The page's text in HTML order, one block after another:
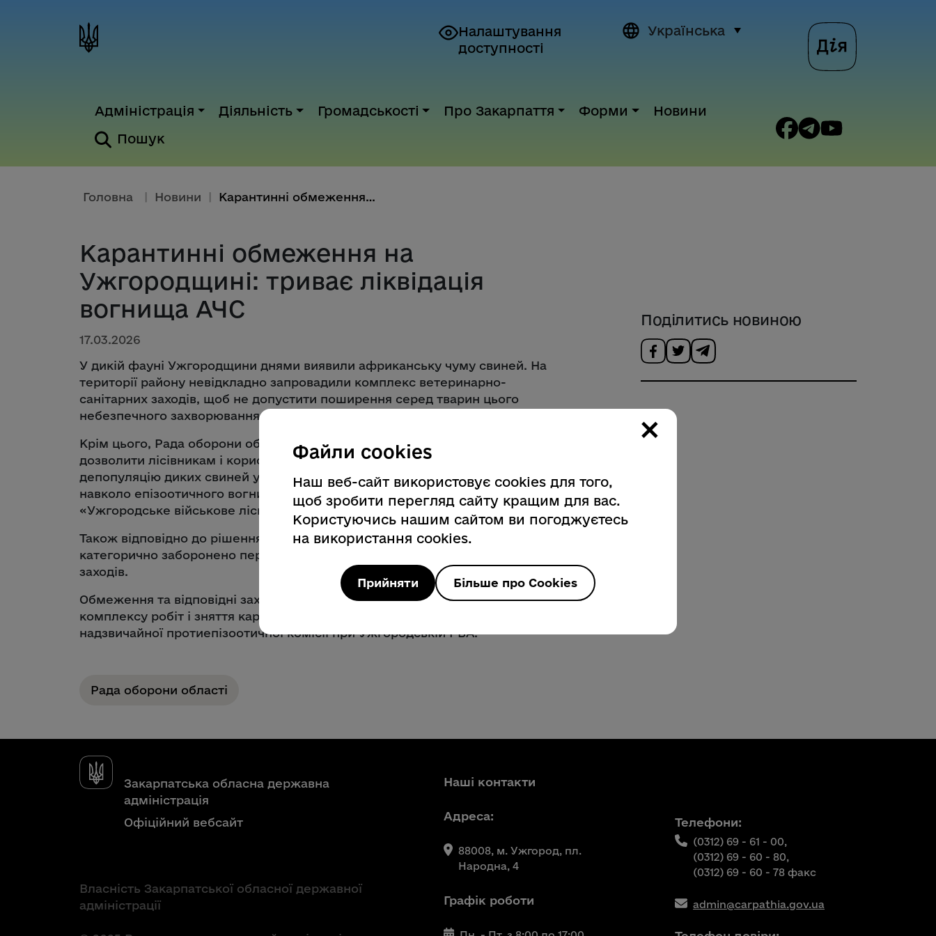
Налаштування
доступності
Українська
Адміністрація Діяльність Громадськості Про Закарпаття Форми
Новини
Пошук
Головна Новини Карантинні обмеження на Ужгоро...
Карантинні обмеження на
Ужгородщині: триває ліквідація
вогнища АЧС
17.03.2026
У дикій фауні Ужгородщини днями виявили африканську чуму свиней. На
території району невідкладно запровадили комплекс ветеринарно-
санітарних заходів, щоб не допустити поширення серед тварин цього
небезпечного захворювання.
Крім цього, Рада оборони області прийняла рішення з 17 березня 2026 року
дозволити лісівникам і користувачам мисливських угідь проводити
депопуляцію диких свиней у межах визначеної зони захисту радіусом 3 км
навколо епізоотичного вогнища в урочищі Воловарькі (11 квартал ДП
«Ужгородське військове лісництво»).
Також відповідно до рішення Ради оборони області стороннім особам
категорично заборонено перебувати в зоні проведення вищезгаданих
заходів.
Обмеження та відповідні заходи діятимуть до завершення всього
комплексу робіт і зняття карантинних норм за рішенням Державної
надзвичайної протиепізоотичної комісії при Ужгородській РВА.
Рада оборони області
Поділитись новиною
Закарпатська обласна державна
адміністрація
Офіційний вебсайт
Власність Закарпатської обласної державної
адміністрації
Наші контакти
Адреса:
88008, м. Ужгород, пл.
Народна, 4
Графік роботи
Телефони:
(0312) 69 - 61 - 00,
(0312) 69 - 60 - 80,
(0312) 69 - 60 - 78 факс
admin@carpathia.gov.ua
×
Файли cookies
Наш веб-сайт використовує cookies для того,
щоб зробити перегляд сайту кращим для вас.
Користуючись нашим сайтом ви погоджуєтесь
на використання cookies.
Прийняти Більше про Cookies